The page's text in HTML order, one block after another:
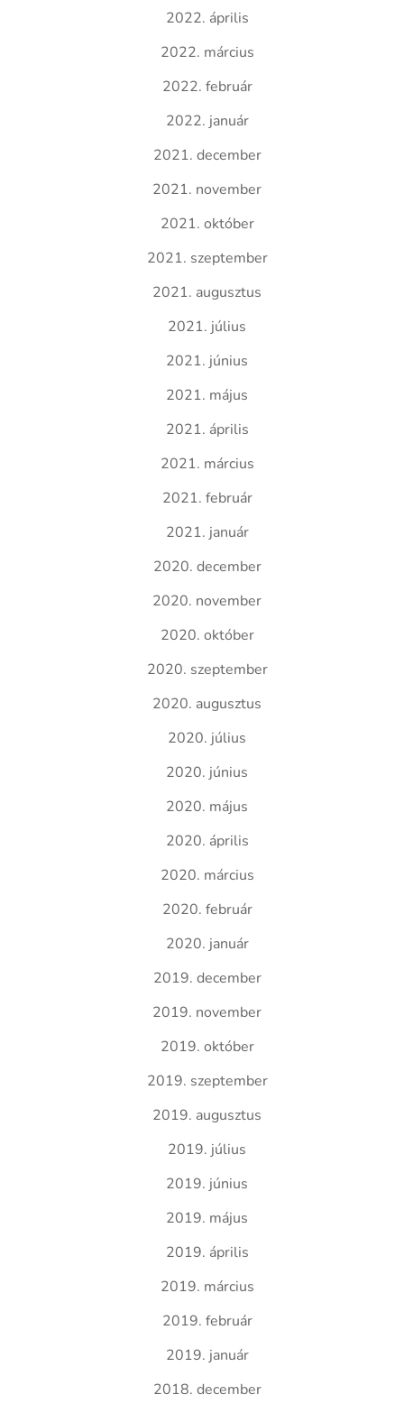
2022. április
2022. március
2022. február
2022. január
2021. december
2021. november
2021. október
2021. szeptember
2021. augusztus
2021. július
2021. június
2021. május
2021. április
2021. március
2021. február
2021. január
2020. december
2020. november
2020. október
2020. szeptember
2020. augusztus
2020. július
2020. június
2020. május
2020. április
2020. március
2020. február
2020. január
2019. december
2019. november
2019. október
2019. szeptember
2019. augusztus
2019. július
2019. június
2019. május
2019. április
2019. március
2019. február
2019. január
2018. december